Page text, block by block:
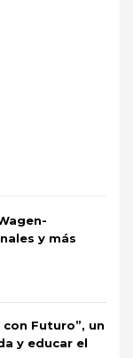
y más
con Futuro”, un
y educar el